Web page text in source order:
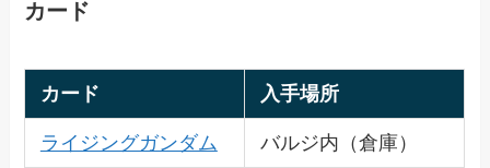
カード
カード 入手場所
ライジングガンダム バルジ内（倉庫）